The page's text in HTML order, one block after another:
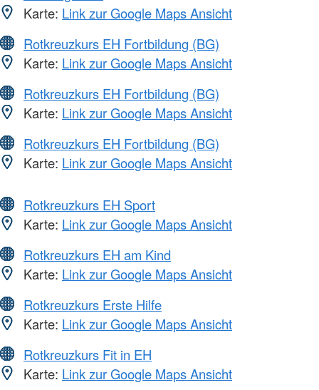
Karte: Link zur Google Maps Ansicht
Rotkreuzkurs EH Fortbildung (BG)
Karte: Link zur Google Maps Ansicht
Rotkreuzkurs EH Fortbildung (BG)
Karte: Link zur Google Maps Ansicht
Rotkreuzkurs EH Fortbildung (BG)
Karte: Link zur Google Maps Ansicht
Rotkreuzkurs EH Sport
Karte: Link zur Google Maps Ansicht
Rotkreuzkurs EH am Kind
Karte: Link zur Google Maps Ansicht
Rotkreuzkurs Erste Hilfe
Karte: Link zur Google Maps Ansicht
Rotkreuzkurs Fit in EH
Karte: Link zur Google Maps Ansicht